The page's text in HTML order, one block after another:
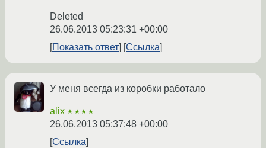
Deleted
26.06.2013 05:23:31 +00:00
Показать ответ
Ссылка
У меня всегда из коробки работало
alix ★★★★
26.06.2013 05:37:48 +00:00
Ссылка